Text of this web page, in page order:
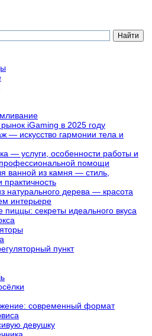
iGaming в 2025 году
— искусство гармонии тела и
— услуги, особенности работы и
помощи
ванной из камня — стиль,
практичность
натурального дерева — красота
интерьере
пиццы: секреты идеального вкуса
пункт
современный формат
девушку